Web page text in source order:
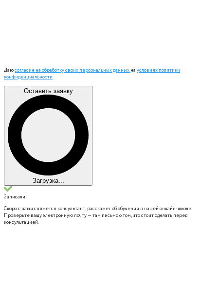
Даюсогласие на обработку своих персональных данных на условиях политики
конфиденциальности
Оставить заявку
Загрузка...
Записали!
Скоро с вами свяжется консультант, расскажет об обучении в нашей онлайн-школе.
Проверьте вашу электронную почту — там письмо о том, что стоит сделать перед
консультацией.